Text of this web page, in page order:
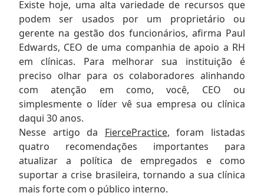
Existe hoje, uma alta variedade de recursos que
podem ser usados por um proprietário ou
gerente na gestão dos funcionários, afirma Paul
Edwards, CEO de uma companhia de apoio a RH
em clínicas. Para melhorar sua instituição é
preciso olhar para os colaboradores alinhando
com atenção em como, você, CEO ou
simplesmente o líder vê sua empresa ou clínica
daqui 30 anos.
Nesse artigo da FiercePractice, foram listadas
quatro recomendações importantes para
atualizar a política de empregados e como
suportar a crise brasileira, tornando a sua clínica
mais forte com o público interno.